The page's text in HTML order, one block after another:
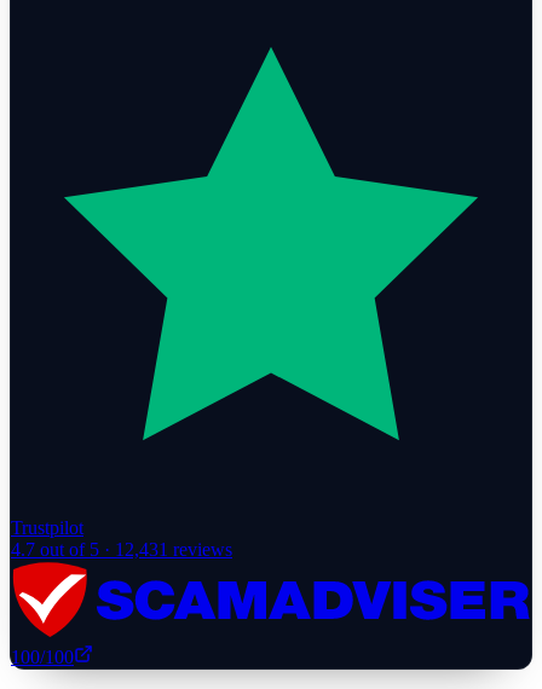
Trustpilot
4.7 out of 5 · 12,431 reviews
100/100